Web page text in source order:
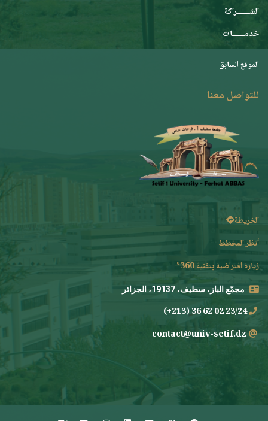
الشـــــــراكة
خدمـــــــات
الموقع السابق
للتواصل معنا
الخريطة
أنظر المخطط
زيارة افتراضية بتقنية 360°
مجمّع الباز، سطيف، 19137، الجزائر
23/24 02 62 36 (213+)
contact@univ-setif.dz